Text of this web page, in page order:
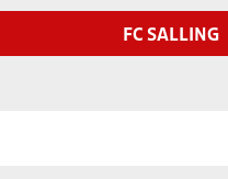
FC SALLING